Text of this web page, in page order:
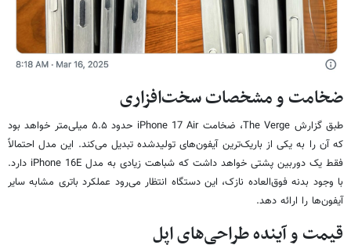
ضخامت و مشخصات سخت‌افزاری
طبق گزارش The Verge، ضخامت iPhone 17 Air حدود ۵.۵ میلی‌متر خواهد بود
که آن را به یکی از باریک‌ترین آیفون‌های تولیدشده تبدیل می‌کند. این مدل احتمالاً
فقط یک دوربین پشتی خواهد داشت که شباهت زیادی به مدل iPhone 16E دارد.
با وجود بدنه فوق‌العاده نازک، این دستگاه انتظار می‌رود عملکرد باتری مشابه سایر
آیفون‌ها را ارائه دهد.
قیمت و آینده طراحی‌های اپل